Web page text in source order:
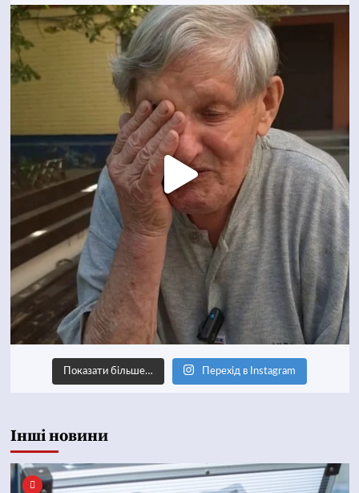
Показати більше… Перехід в Instagram
Інші новини